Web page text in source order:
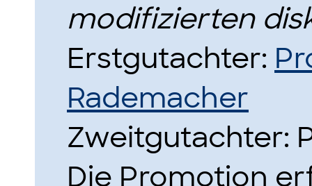
modifizierten
Erstgutachter:
Rademacher
Zweitgutachter:
Die Promotion